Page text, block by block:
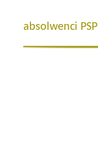
absolwenci PSP